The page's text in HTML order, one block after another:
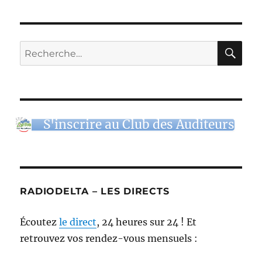
Recherche
pour :
S'inscrire au Club des Auditeurs
RADIODELTA – LES DIRECTS
Écoutezle direct, 24 heures sur 24 ! Et
retrouvez vos rendez-vous mensuels :